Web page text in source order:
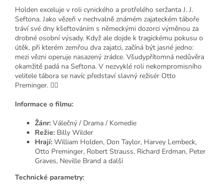
Holden exceluje v roli cynického a protřelého seržanta J. J.
Seftona. Jako vězeň v nechvalně známém zajateckém táboře
tráví své dny kšeftováním s německými dozorci výměnou za
drobné osobní výsady. Když ale dojde k tragickému pokusu o
útěk, při kterém zemřou dva zajatci, začíná být jasné jedno:
mezi vězni operuje nasazený zrádce. Všudypřítomná nedůvěra
okamžitě padá na Seftona. V nezvyklé roli nekompromisního
velitele tábora se navíc představí slavný režisér Otto
Preminger. 🕵️‍♂️
Informace o filmu:
Žánr: Válečný / Drama / Komedie
Režie: Billy Wilder
Hrají: William Holden, Don Taylor, Harvey Lembeck,
Otto Preminger, Robert Strauss, Richard Erdman, Peter
Graves, Neville Brand a další
Technické parametry: